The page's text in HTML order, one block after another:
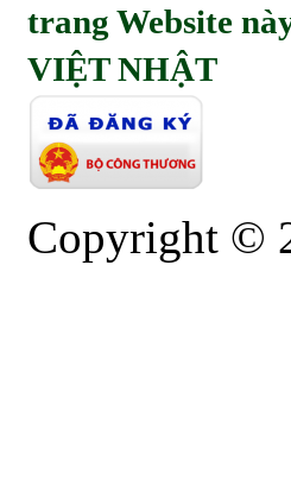
trang Website
VIỆT NHẬT
Copyright ©